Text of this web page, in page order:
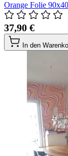
Orange Folie
37,90 €
In den